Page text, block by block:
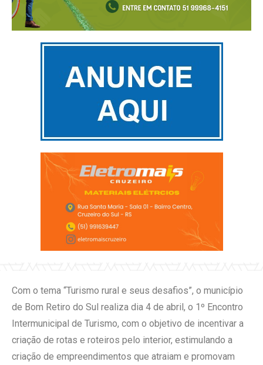
Com o tema “Turismo rural e seus desafios”, o município
de Bom Retiro do Sul realiza dia 4 de abril, o 1º Encontro
Intermunicipal de Turismo, com o objetivo de incentivar a
criação de rotas e roteiros pelo interior, estimulando a
criação de empreendimentos que atraiam e promovam